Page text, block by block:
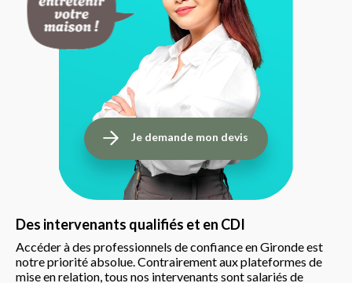
Je demande mon devis
Des intervenants qualifiés et en CDI
Accéder à des professionnels de confiance en Gironde est
notre priorité absolue. Contrairement aux plateformes de
mise en relation, tous nos intervenants sont salariés de